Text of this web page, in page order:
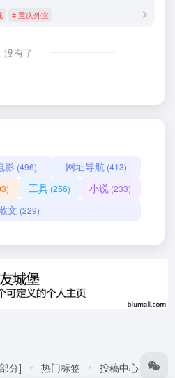
# 重庆外宣
没有了
影 (496) 网址导航 (413)
工具(256) 小说 (233)
文 (229)
分] 热门标签 投稿中心